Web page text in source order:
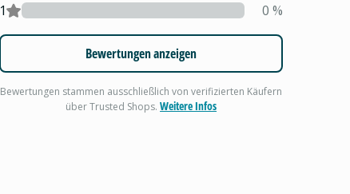
1
0 %
Bewertungen anzeigen
Bewertungen stammen ausschließlich von verifizierten Käufern
über Trusted Shops.Weitere Infos